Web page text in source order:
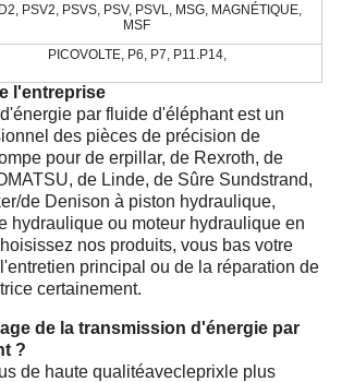
PSV2, PSVS, PSV, PSVL, MSG, MAGNÉTIQUE,
MSF
PICOVOLTE, P6, P7, P11.P14,
l'entreprise
par fluide d'éléphant est un
des pièces de précision de
pourde erpillar, de Rexroth, de
de Linde, de Sûre Sundstrand,
de Denison à piston hydraulique,
hydraulique ou moteur hydraulique en
nos produits, vous bas votre
principal ou de la réparation de
certainement.
de la transmission d'énergie par
?
de haute qualitéavecleprixle plus